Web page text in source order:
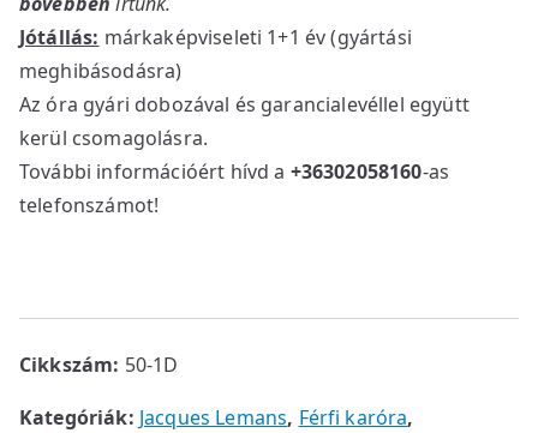
Jótállás: márkaképviseleti 1+1 év (gyártási
meghibásodásra)
Az óra gyári dobozával és garancialevéllel együtt
kerül csomagolásra.
További információért hívd a +36302058160-as
telefonszámot!
Cikkszám: 50-1D
Kategóriák: Jacques Lemans, Férfi karóra,